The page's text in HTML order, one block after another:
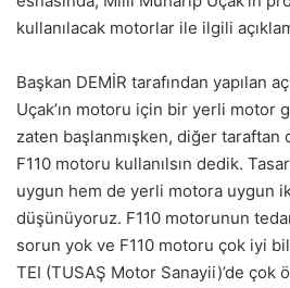
kullanılacak motorlar ile ilgili
Başkan DEMİR tarafından yapılan
Uçak’ın motoru için bir yerli motor
zaten başlanmışken, diğer
F110 motoru kullanılsın dedik.
uygun hem de yerli motora uygun
düşünüyoruz. F110 motorunun
sorun yok ve F110 motoru çok iyi
TEI (TUSAŞ Motor Sanayii)’de çok